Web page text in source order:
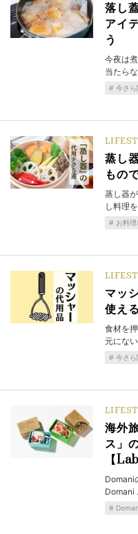
落し
アイ
う
今夜は
当たら
今さら
蒸し
もの
蒸し器
し料理
お料
マッ
使え
食材を
元にな
今さら
海外
ス」
【
Domani
Domani